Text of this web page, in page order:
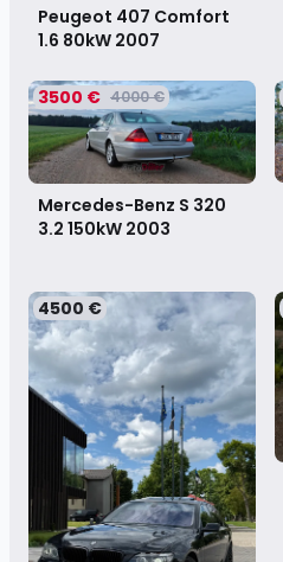
Peugeot 407 Comfort
1.6 80kW 2007
3500 € 4000 €
Mercedes-Benz S 320
3.2 150kW 2003
4500 €